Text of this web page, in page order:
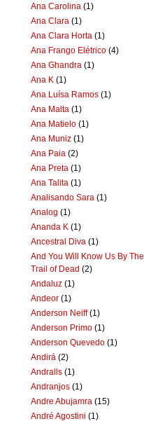
Ana Carolina (1)
Ana Clara (1)
Ana Clara Horta (1)
Ana Frango Elétrico (4)
Ana Ghandra (1)
Ana K (1)
Ana Luísa Ramos (1)
Ana Malta (1)
Ana Matielo (1)
Ana Muniz (1)
Ana Paia (2)
Ana Preta (1)
Ana Talita (1)
Analisando Sara (1)
Analog (1)
Ananda K (1)
Ancestral Diva (1)
And You Will Know Us By The
Trail of Dead (2)
Andaluz (1)
Andeor (1)
Anderson Neiff (1)
Anderson Primo (1)
Anderson Quevedo (1)
Andirá (2)
Andralls (1)
Andranjos (1)
Andre Abujamra (15)
André Agostini (1)